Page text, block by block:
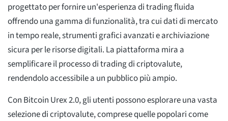
progettato per fornire un'esperienza di trading fluida
offrendo una gamma di funzionalità, tra cui dati di mercato
in tempo reale, strumenti grafici avanzati e archiviazione
sicura per le risorse digitali. La piattaforma mira a
semplificare il processo di trading di criptovalute,
rendendolo accessibile a un pubblico più ampio.
Con Bitcoin Urex 2.0, gli utenti possono esplorare una vasta
selezione di criptovalute, comprese quelle popolari come